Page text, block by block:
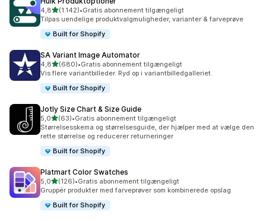
4,8ud af 5 stjerner
(1.142)
1142 anmeldelser i alt
•Gratis abonnement tilgængeligt
Tilpas uendelige produktvalgmuligheder, varianter & farveprøve
Built for Shopify
SA Variant Image Automator
4,8ud af 5 stjerner
(680)
680 anmeldelser i alt
•Gratis abonnement tilgængeligt
Vis flere variantbilleder. Ryd op i variantbilledgalleriet.
Built for Shopify
Jotly Size Chart & Size Guide
5,0ud af 5 stjerner
(63)
63 anmeldelser i alt
•Gratis abonnement tilgængeligt
Størrelsesskema og størrelsesguide, der hjælper med at vælge den
rette størrelse og reducerer returneringer
Built for Shopify
Platmart Color Swatches
5,0ud af 5 stjerner
(126)
126 anmeldelser i alt
•Gratis abonnement tilgængeligt
Gruppér produkter med farveprøver som kombinerede opslag
Built for Shopify